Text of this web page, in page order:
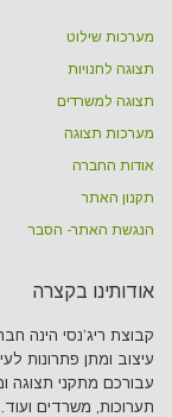
מערכות שילוט
תצוגה לחנויות
תצוגה למשרדים
מערכות תצוגה
אודות החברה
תקנון האתר
הנגשת האתר- הסבר
אודותינו בקצרה
עיצוב ומתן פתרונות
עבורכם מתקני תצוגה
תערוכות, משרדים ועוד.